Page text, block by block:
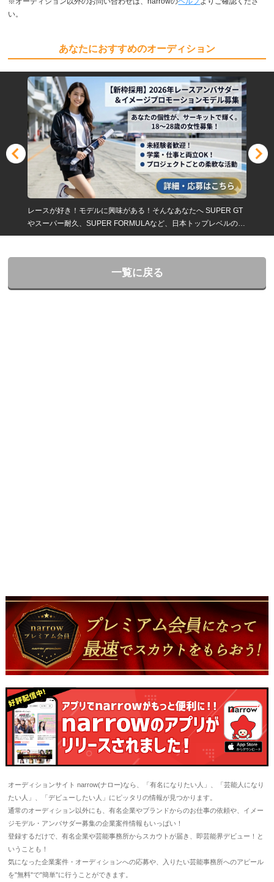
い。
あなたにおすすめのオーディション
レースが好き！モデルに興味がある！そんなあなたへ SUPER GT
やスーパー耐久、SUPER FORMULAなど、日本トップレベルのモ
ータースポーツの現場で、レースクイーンとして活躍してみませ
一覧に戻る
オーディションサイト narrow(ナロー)なら、「有名になりたい人」、「芸能人になり
たい人」、「デビューしたい人」にピッタリの情報が見つかります。
通常のオーディション以外にも、有名企業やブランドからのお仕事の依頼や、イメー
ジモデル・アンバサダー募集の企業案件情報もいっぱい！
登録するだけで、有名企業や芸能事務所からスカウトが届き、即芸能界デビュー！と
いうことも！
気になった企業案件・オーディションへの応募や、入りたい芸能事務所へのアピール
を"無料"で"簡単"に行うことができます。